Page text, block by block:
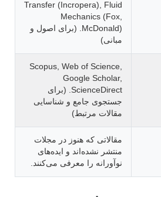
Transfer (Incropera), Fluid
Mechanics (Fox,
McDonald). (برای اصول و
مبانی)
Scopus, Web of Science,
Google Scholar,
ScienceDirect. (برای
جستجوی جامع و شناسایی
مقالات مرتبط)
مقالاتی که هنوز در مجلات
منتشر نشده‌اند و ایده‌های
نوآورانه را معرفی می‌کنند.